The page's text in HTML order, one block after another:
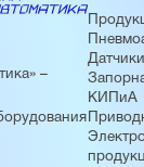
–
Датчики
КИПиА